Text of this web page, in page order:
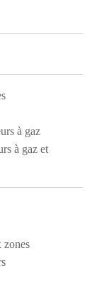
à gaz
à gaz et
zones